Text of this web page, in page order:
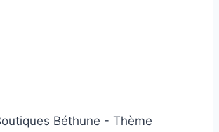
Béthune - Thème